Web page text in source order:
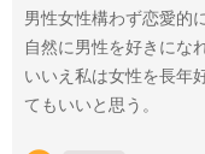
男性女性構わず恋愛的
自然に男性を好きにな
いいえ私は女性を長年
てもいいと思う。